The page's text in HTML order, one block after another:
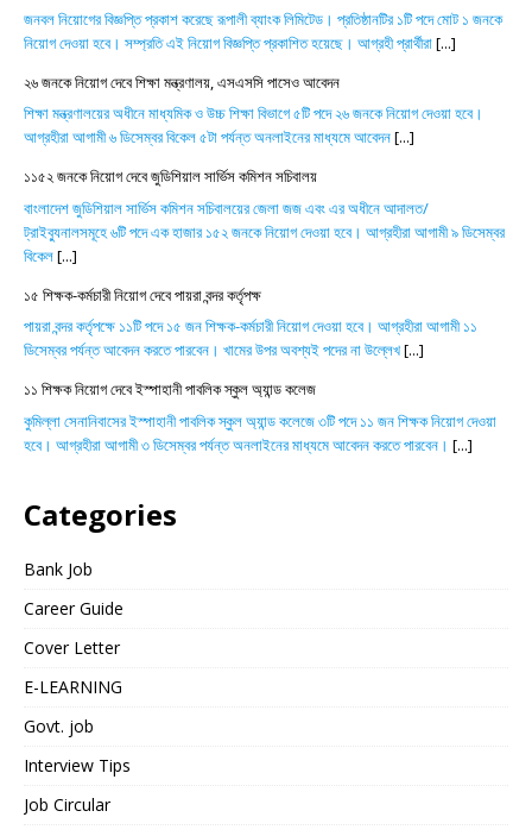
জনবল নিয়োগের বিজ্ঞপ্তি প্রকাশ করেছে রূপালী ব্যাংক লিমিটেড। প্রতিষ্ঠানটির ১টি পদে মোট ১ জনকে
নিয়োগ দেওয়া হবে। সম্প্রতি এই নিয়োগ বিজ্ঞপ্তি প্রকাশিত হয়েছে। আগ্রহী প্রার্থীরা[...]
২৬ জনকে নিয়োগ দেবে শিক্ষা মন্ত্রণালয়, এসএসসি পাসেও আবেদন
শিক্ষা মন্ত্রণালয়ের অধীনে মাধ্যমিক ও উচ্চ শিক্ষা বিভাগে ৫টি পদে ২৬ জনকে নিয়োগ দেওয়া হবে।
আগ্রহীরা আগামী ৬ ডিসেম্বর বিকেল ৫টা পর্যন্ত অনলাইনের মাধ্যমে আবেদন[...]
১১৫২ জনকে নিয়োগ দেবে জুডিশিয়াল সার্ভিস কমিশন সচিবালয়
বাংলাদেশ জুডিশিয়াল সার্ভিস কমিশন সচিবালয়ের জেলা জজ এবং এর অধীনে আদালত/
ট্রাইব্যুনালসমূহে ৬টি পদে এক হাজার ১৫২ জনকে নিয়োগ দেওয়া হবে। আগ্রহীরা আগামী ৯ ডিসেম্বর
বিকেল[...]
১৫ শিক্ষক-কর্মচারী নিয়োগ দেবে পায়রা বন্দর কর্তৃপক্ষ
পায়রা বন্দর কর্তৃপক্ষে ১১টি পদে ১৫ জন শিক্ষক-কর্মচারী নিয়োগ দেওয়া হবে। আগ্রহীরা আগামী ১১
ডিসেম্বর পর্যন্ত আবেদন করতে পারবেন। খামের উপর অবশ্যই পদের না উল্লেখ[...]
১১ শিক্ষক নিয়োগ দেবে ইস্পাহানী পাবলিক স্কুল অ্যান্ড কলেজ
কুমিল্লা সেনানিবাসের ইস্পাহানী পাবলিক স্কুল অ্যান্ড কলেজে ৩টি পদে ১১ জন শিক্ষক নিয়োগ দেওয়া
হবে। আগ্রহীরা আগামী ৩ ডিসেম্বর পর্যন্ত অনলাইনের মাধ্যমে আবেদন করতে পারবেন। [...]
Categories
Bank Job
Career Guide
Cover Letter
E-LEARNING
Govt. job
Interview Tips
Job Circular